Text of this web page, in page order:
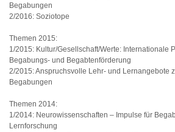
Begabungen
2/2016: Soziotope
Themen 2015:
1/2015: Kultur/Gesellschaft/Werte: Internationale
Begabungs- und Begabtenförderung
2/2015: Anspruchsvolle Lehr- und Lernangebote
Begabungen
Themen 2014:
1/2014: Neurowissenschaften – Impulse für
Lernforschung